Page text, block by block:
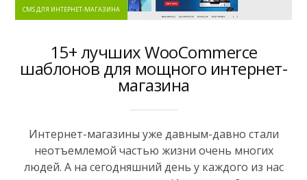
CMS ДЛЯ ИНТЕРНЕТ-МАГАЗИНА
15+ лучших WooCommerce
шаблонов для мощного интернет-
магазина
Интернет-магазины уже давным-давно стали
неотъемлемой частью жизни очень многих
людей. А на сегодняшний день у каждого из нас